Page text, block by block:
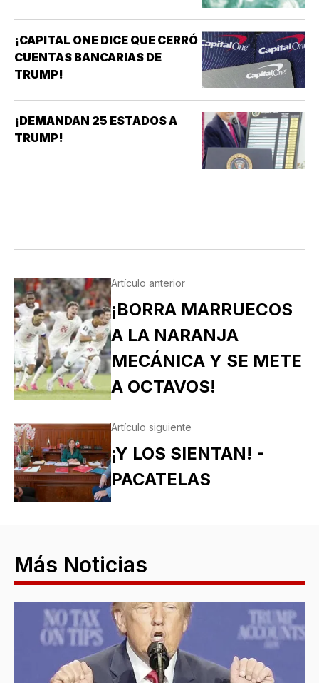
¡CAPITAL ONE DICE QUE CERRÓ
CUENTAS BANCARIAS DE
TRUMP!
¡DEMANDAN 25 ESTADOS A
TRUMP!
Artículo anterior
¡BORRA MARRUECOS
A LA NARANJA
MECÁNICA Y SE METE
A OCTAVOS!
Artículo siguiente
¡Y LOS SIENTAN! -
PACATELAS
Más Noticias